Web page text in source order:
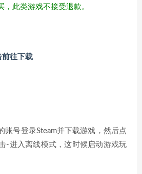
此类游戏不接受退款。
前往下载
账号登录Steam并下载游戏，然后点
-进入离线模式，这时候启动游戏玩